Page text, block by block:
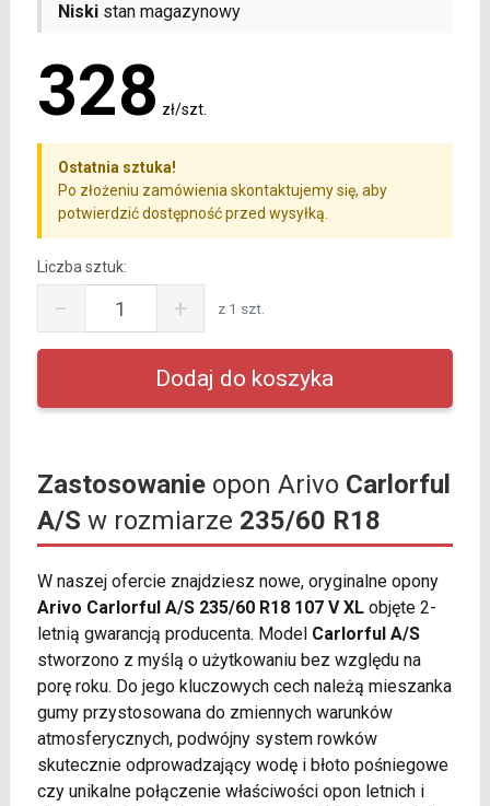
Niskistan magazynowy
328 zł/szt.
Ostatnia sztuka!
Po złożeniu zamówienia skontaktujemy się, aby
potwierdzić dostępność przed wysyłką.
Liczba sztuk:
− + z 1 szt.
Zastosowanieopon Arivo Carlorful
A/S w rozmiarze 235/60 R18
W naszej ofercie znajdziesz nowe, oryginalne opony
Arivo Carlorful A/S 235/60 R18 107 V XLobjęte 2-
letnią gwarancją producenta. Model Carlorful A/S
stworzono z myślą o użytkowaniu bez względu na
porę roku. Do jego kluczowych cech należą mieszanka
gumy przystosowana do zmiennych warunków
atmosferycznych, podwójny system rowków
skutecznie odprowadzający wodę i błoto pośniegowe
czy unikalne połączenie właściwości opon letnich i